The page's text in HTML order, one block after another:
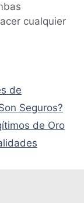
cualquier
de
Seguros?
de Oro